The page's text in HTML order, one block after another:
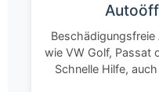
wie VW Golf, Passat
Schnelle Hilfe,